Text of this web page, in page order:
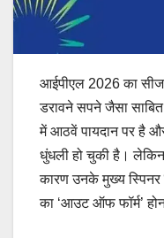
आईपीएल 2026 का
डरावने सपने जैसा
में आठवें पायदान पर है
धुंधली हो चुकी है। लेकिन
कारण उनके मुख्य स्पिनर
का ‘आउट ऑफ फॉर्म’